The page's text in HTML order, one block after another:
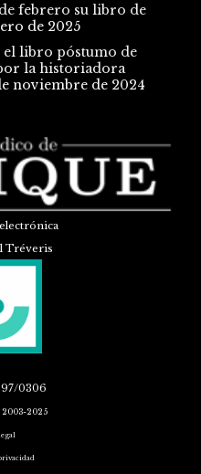
febrero su libro de
de 2025
el libro póstumo de
la historiadora
noviembre de 2024
Tréveris
0306
2025